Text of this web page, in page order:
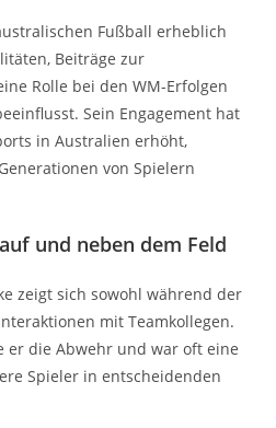
Fußball erheblich
Beiträge zur
Rolle bei den WM-Erfolgen
Sein Engagement hat
in Australien erhöht,
von Spielern
und neben dem Feld
zeigt sich sowohl während der
mit Teamkollegen.
er die Abwehr und war oft eine
Spieler in entscheidenden